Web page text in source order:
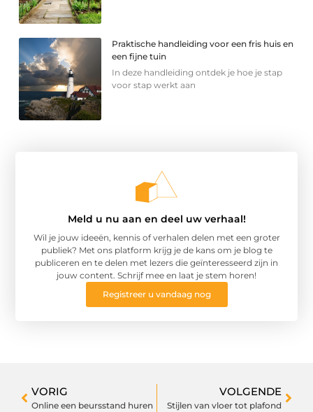
Praktische handleiding voor een fris huis en
een fijne tuin
In deze handleiding ontdek je hoe je stap
voor stap werkt aan
Meld u nu aan en deel uw verhaal!
Wil je jouw ideeën, kennis of verhalen delen met een groter
publiek? Met ons platform krijg je de kans om je blog te
publiceren en te delen met lezers die geïnteresseerd zijn in
jouw content. Schrijf mee en laat je stem horen!
Registreer u vandaag nog
VORIG
Online een beursstand huren
VOLGENDE
Stijlen van vloer tot plafond